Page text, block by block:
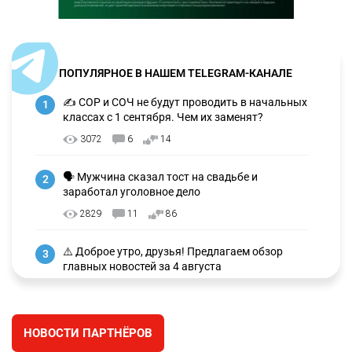
ПОПУЛЯРНОЕ В НАШЕМ TELEGRAM-КАНАЛЕ
1
✍️ СОР и СОЧ не будут проводить в начальных
классах с 1 сентября. Чем их заменят?
3072 6 14
2
🗣 Мужчина сказал тост на свадьбе и
заработал уголовное дело
2829 11 86
3
⚠️ Доброе утро, друзья! Предлагаем обзор
главных новостей за 4 августа
4
🗣Глава государства направил телеграмму
соболезнования родным и близким Халық
НОВОСТИ ПАРТНЁРОВ